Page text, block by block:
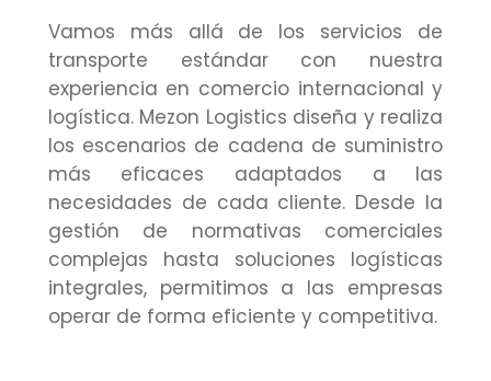
Vamos más allá de los servicios de
transporte estándar con nuestra
experiencia en comercio internacional y
logística. Mezon Logistics diseña y realiza
los escenarios de cadena de suministro
más eficaces adaptados a las
necesidades de cada cliente. Desde la
gestión de normativas comerciales
complejas hasta soluciones logísticas
integrales, permitimos a las empresas
operar de forma eficiente y competitiva.